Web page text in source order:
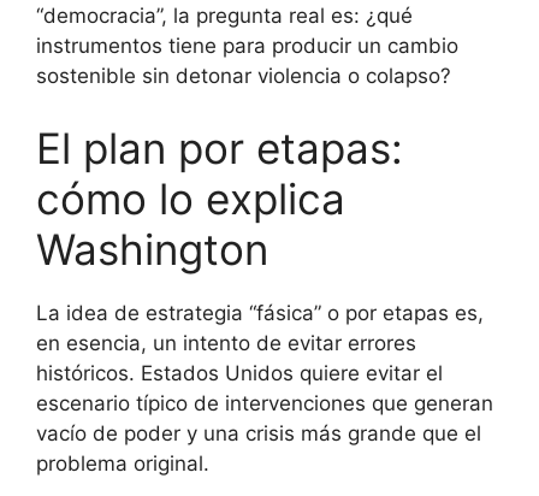
“democracia”, la pregunta real es: ¿qué
instrumentos tiene para producir un cambio
sostenible sin detonar violencia o colapso?
El plan por etapas:
cómo lo explica
Washington
La idea de estrategia “fásica” o por etapas es,
en esencia, un intento de evitar errores
históricos. Estados Unidos quiere evitar el
escenario típico de intervenciones que generan
vacío de poder y una crisis más grande que el
problema original.